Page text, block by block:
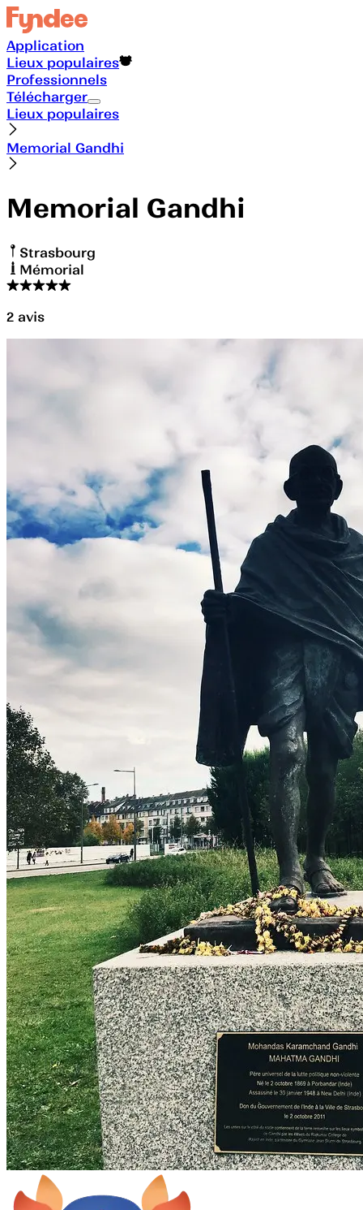
Application
Lieux populaires
Professionnels
Télécharger
Lieux populaires
Memorial Gandhi
Memorial Gandhi
Strasbourg
Mémorial
2 avis